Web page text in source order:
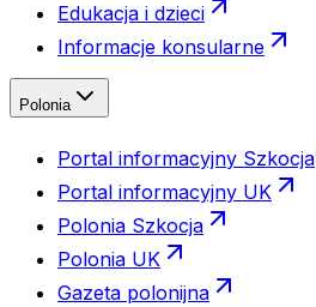
Edukacja i dzieci
Informacje konsularne
Polonia
Portal informacyjny Szkocja
Portal informacyjny UK
Polonia Szkocja
Polonia UK
Gazeta polonijna